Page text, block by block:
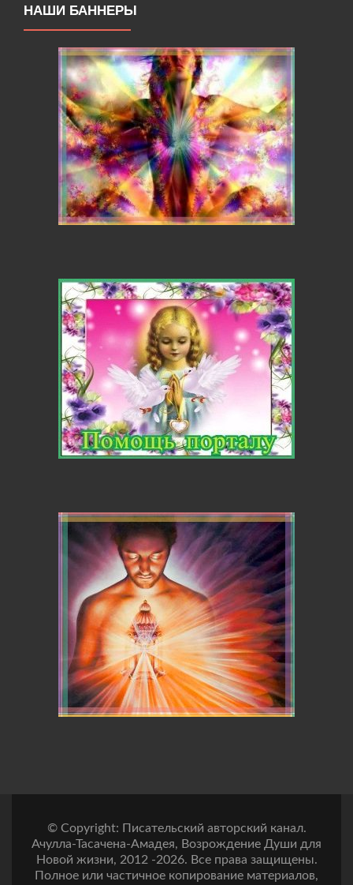
НАШИ БАННЕРЫ
© Copyright: Писательский авторский канал.
Ачулла-Тасачена-Амадея, Возрождение Души для
Новой жизни, 2012 -2026. Все права защищены.
Полное или частичное копирование материалов,